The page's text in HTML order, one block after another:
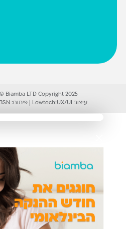
Biamba LTD Copyright 2025
עיצוב UX/UI:
Lowtech פיתוח: